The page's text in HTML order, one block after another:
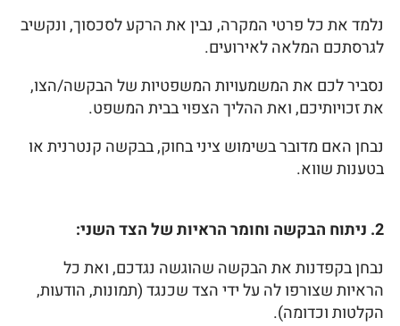
נלמד את כל פרטי המקרה, נבין את הרקע לסכסוך, ונקשיב
לגרסתכם המלאה לאירועים.
נסביר לכם את המשמעויות המשפטיות של הבקשה/הצו,
את זכויותיכם, ואת ההליך הצפוי בבית המשפט.
נבחן האם מדובר בשימוש ציני בחוק, בבקשה קנטרנית או
בטענות שווא.
2. ניתוח הבקשה וחומר הראיות של הצד השני:
נבחן בקפדנות את הבקשה שהוגשה נגדכם, ואת כל
הראיות שצורפו לה על ידי הצד שכנגד (תמונות, הודעות,
הקלטות וכדומה).